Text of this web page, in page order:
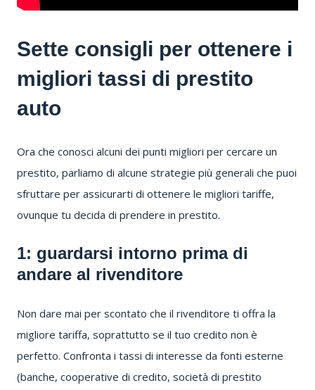
Sette consigli per ottenere i
migliori tassi di prestito
auto
Ora che conosci alcuni dei punti migliori per cercare un
prestito, parliamo di alcune strategie più generali che puoi
sfruttare per assicurarti di ottenere le migliori tariffe,
ovunque tu decida di prendere in prestito.
1: guardarsi intorno prima di
andare al rivenditore
Non dare mai per scontato che il rivenditore ti offra la
migliore tariffa, soprattutto se il tuo credito non è
perfetto. Confronta i tassi di interesse da fonti esterne
(banche, cooperative di credito, società di prestito